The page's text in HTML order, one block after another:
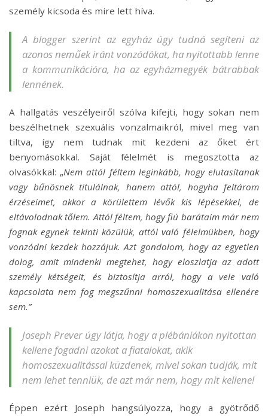
személy kicsoda és mire lett híva.
A blogger szerint az egyház úgy tudná segíteni az
azonos neműek iránt vonzódókat, ha nyitottabb lenne
a kommunikációra, ha az egyházmegyék bátrabbak
lennének.
A hallgatás veszélyeiről szólva kifejti, hogy sokan nem
beszélhetnek szexuális vonzalmaikról, mivel meg van
tiltva, így nem tudnak mit kezdeni az őket ért
benyomásokkal. Saját félelmét is megosztotta az
olvasókkal: „Nem attól féltem leginkább, hogy elutasítanak
vagy bűnösnek titulálnak, hanem attól, hogyha feltárom
érzéseimet, akkor a körülettem lévők kis lépésekkel, de
eltávolodnak tőlem. Attól féltem, hogy fiú barátaim már nem
fognak egynek tekinti közülük, attól való félelmükben, hogy
vonzódni kezdek hozzájuk. Azt gondolom, hogy az egyetlen
dolog, amit mindenki megtehet, hogy eloszlatja az adott
személy kétségeit, és biztosítja arról, hogy a vele való
kapcsolata nem fog megszűnni homoszexualitása ellenére
sem.”
Joseph Prever úgy látja, hogy a plébániákon nyitottan
kellene fogadni azokat a fiatalokat, akik
homoszexualitással küzdenek, mivel sokan tudják, mit
nem lehet tenniük, de azt már nem, hogy mit kellene!
Éppen ezért Joseph hangsúlyozza, hogy a gyötrődő